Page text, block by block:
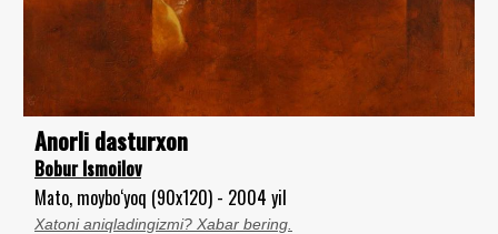
Anorli dasturxon
Bobur Ismoilov
Mato, moybo‘yoq (90x120) - 2004 yil
Xatoni aniqladingizmi? Xabar bering.